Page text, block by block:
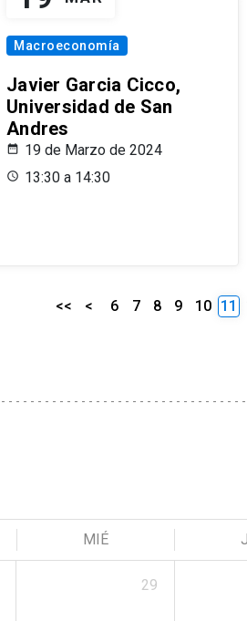
Macroeconomía
Javier Garcia Cicco,
Universidad de San
Andres
19 de Marzo de 2024
13:30 a 14:30
<< < 6 7 8 9 10 11
MIÉ
29